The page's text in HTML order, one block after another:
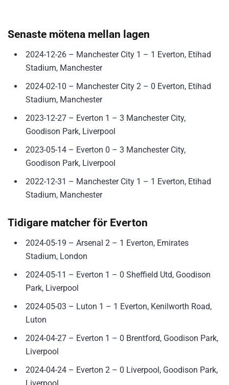
Senaste mötena mellan lagen
2024-12-26 – Manchester City 1 – 1 Everton, Etihad
Stadium, Manchester
2024-02-10 – Manchester City 2 – 0 Everton, Etihad
Stadium, Manchester
2023-12-27 – Everton 1 – 3 Manchester City,
Goodison Park, Liverpool
2023-05-14 – Everton 0 – 3 Manchester City,
Goodison Park, Liverpool
2022-12-31 – Manchester City 1 – 1 Everton, Etihad
Stadium, Manchester
Tidigare matcher för Everton
2024-05-19 – Arsenal 2 – 1 Everton, Emirates
Stadium, London
2024-05-11 – Everton 1 – 0 Sheffield Utd, Goodison
Park, Liverpool
2024-05-03 – Luton 1 – 1 Everton, Kenilworth Road,
Luton
2024-04-27 – Everton 1 – 0 Brentford, Goodison Park,
Liverpool
2024-04-24 – Everton 2 – 0 Liverpool, Goodison Park,